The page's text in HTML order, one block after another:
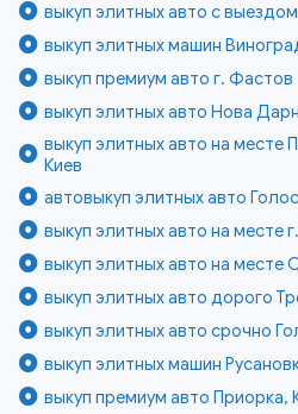
выкуп элитных авто с
выкуп элитных машин
выкуп премиум авто г. Фастов
выкуп элитных авто Нова
выкуп элитных авто на месте
Киев
автовыкуп элитных авто
выкуп элитных авто на месте
выкуп элитных авто на месте
выкуп элитных авто дорого
выкуп элитных авто срочно
выкуп элитных машин
выкуп премиум авто Приорка,